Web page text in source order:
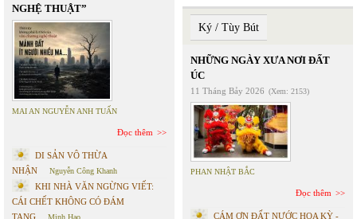
NGHỆ THUẬT”
MAI AN NGUYỄN ANH TUẤN
Đọc thêm
DI SẢN VÔ THỪA
NHẬN
Nguyễn Công Khanh
KHI NHÀ VĂN NGỪNG VIẾT:
CÁI CHẾT KHÔNG CÓ ĐÁM
TANG
Minh Hạo
Ký / Tùy Bút
NHỮNG NGÀY XƯA NƠI ĐẤT
ÚC
11 Tháng Bảy 2026 (Xem: 2153)
PHAN NHẬT BẮC
Đọc thêm
CÁM ƠN ĐẤT NƯỚC HOA KỲ -